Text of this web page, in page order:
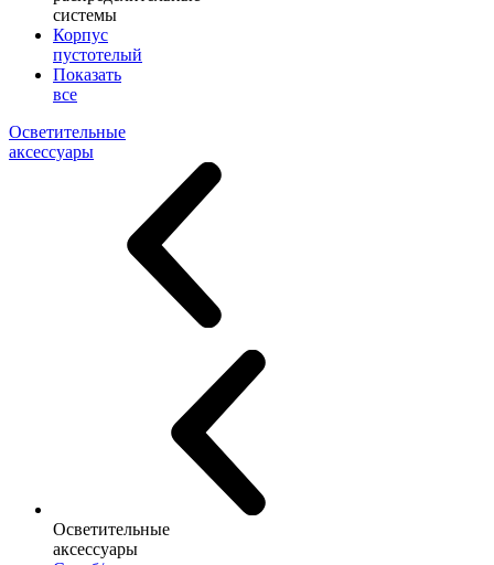
системы
Корпус
пустотелый
Показать
все
Осветительные
аксессуары
Осветительные
аксессуары